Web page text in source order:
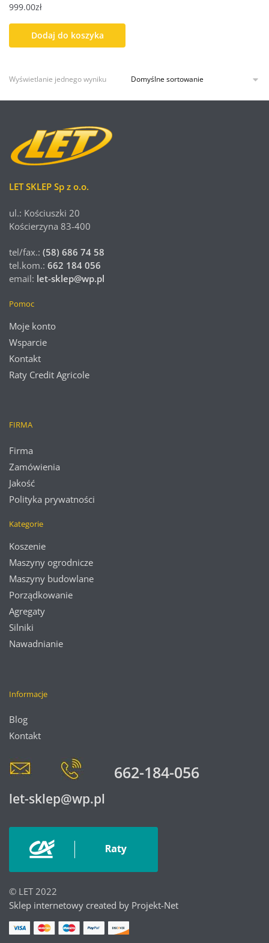
999.00zł
Dodaj do koszyka
Wyświetlanie jednego wyniku
LET SKLEP Sp z o.o.
ul.: Kościuszki 20
Kościerzyna 83-400
tel/fax.: (58) 686 74 58
tel.kom.: 662 184 056
email: let-sklep@wp.pl
Pomoc
Moje konto
Wsparcie
Kontakt
Raty Credit Agricole
FIRMA
Firma
Zamówienia
Jakość
Polityka prywatności
Kategorie
Koszenie
Maszyny ogrodnicze
Maszyny budowlane
Porządkowanie
Agregaty
Silniki
Nawadnianie
Informacje
Blog
Kontakt
662-184-056
let-sklep@wp.pl
© LET 2022
Sklep internetowy created by Projekt-Net